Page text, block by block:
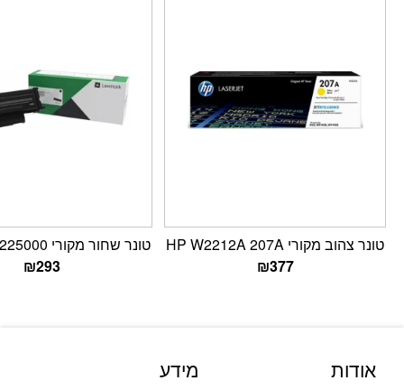
טונר צהוב מקורי HP W2212A 207A
₪377
טונר שחור מקורי Lexmark b225000
₪293
אודות מידע